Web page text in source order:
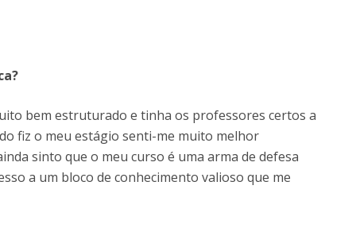
bem estruturado e tinha os professores certos a
fiz o meu estágio senti-me muito melhor
sinto que o meu curso é uma arma de defesa
a um bloco de conhecimento valioso que me